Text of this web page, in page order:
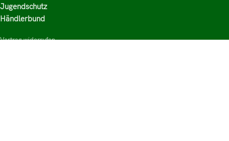
Jugendschutz
Händlerbund
Vertrag widerrufen